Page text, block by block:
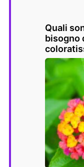
Quali
bisogno